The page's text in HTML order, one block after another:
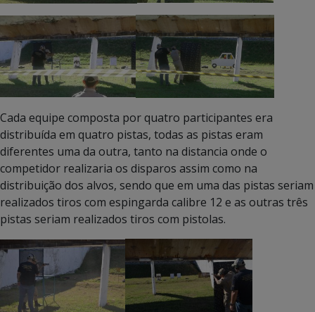
Cada equipe composta por quatro participantes era
distribuída em quatro pistas, todas as pistas eram
diferentes uma da outra, tanto na distancia onde o
competidor realizaria os disparos assim como na
distribuição dos alvos, sendo que em uma das pistas seriam
realizados tiros com espingarda calibre 12 e as outras três
pistas seriam realizados tiros com pistolas.